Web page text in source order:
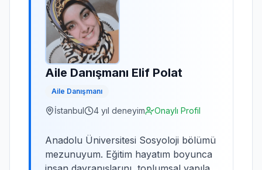
Aile Danışmanı Elif Polat
Aile Danışmanı
İstanbul 4 yıl deneyim Onaylı Profil
Anadolu Üniversitesi Sosyoloji bölümü
mezunuyum. Eğitim hayatım boyunca